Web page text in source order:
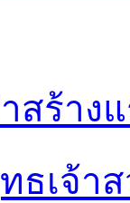
สร้าง
ธเจ้า